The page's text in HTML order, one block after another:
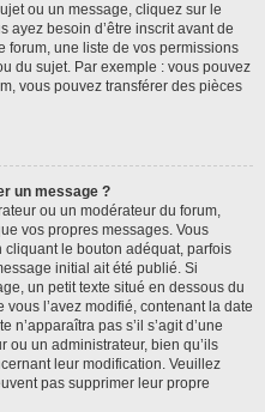
ou un message, cliquez sur le
ayez besoin d’être inscrit avant de
forum, une liste de vos permissions
du sujet. Par exemple : vous pouvez
vous pouvez transférer des pièces
un message ?
ou un modérateur du forum,
vos propres messages. Vous
le bouton adéquat, parfois
initial ait été publié. Si
un petit texte situé en dessous du
l’avez modifié, contenant la date
n’apparaîtra pas s’il s’agit d’une
ou un administrateur, bien qu’ils
leur modification. Veuillez
pas supprimer leur propre